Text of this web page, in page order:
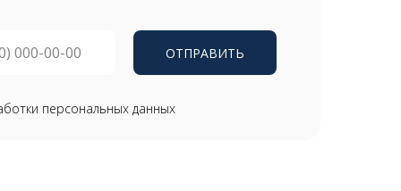
ОТПРАВИТЬ
персональных данных